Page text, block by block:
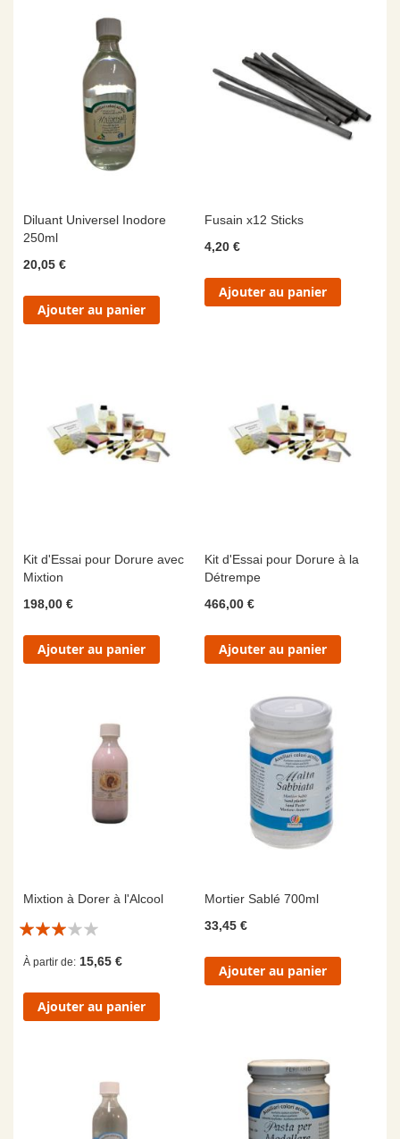
Diluant Universel Inodore
250ml
20,05 €
Ajouter au panier
Fusain x12 Sticks
4,20 €
Ajouter au panier
Kit d'Essai pour Dorure avec
Mixtion
198,00 €
Ajouter au panier
Kit d'Essai pour Dorure à la
Détrempe
466,00 €
Ajouter au panier
Mixtion à Dorer à l'Alcool
Évaluation:
À partir de 15,65 €
Ajouter au panier
Mortier Sablé 700ml
33,45 €
Ajouter au panier